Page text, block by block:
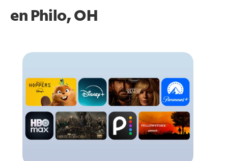
en Philo, OH